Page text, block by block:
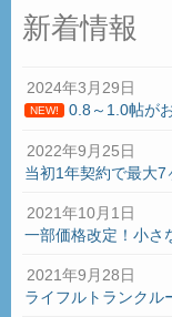
新着情報
2024年3月29日
NEW! 0.8～1.0帖が
2022年9月25日
当初1年契約で最大7
2021年10月1日
一部価格改定！小さ
2021年9月28日
ライフルトランクル